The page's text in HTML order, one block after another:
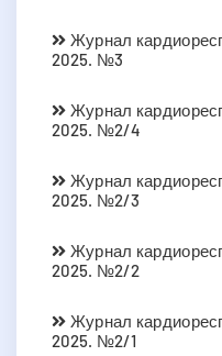
Журнал
2025. №3
Журнал
2025. №2/4
Журнал
2025. №2/3
Журнал
2025. №2/2
Журнал
2025. №2/1